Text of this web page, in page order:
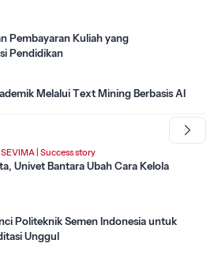
Pembayaran Kuliah yang
Pendidikan
Melalui Text Mining Berbasis AI
Success story
Univet Bantara Ubah Cara Kelola
Politeknik Semen Indonesia untuk
Unggul